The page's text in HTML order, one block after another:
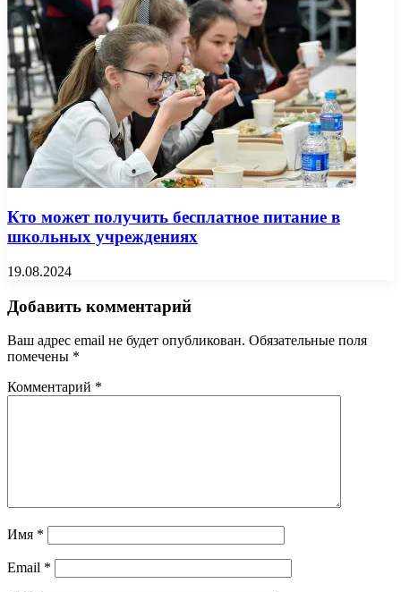
Кто может получить бесплатное питание в
школьных учреждениях
19.08.2024
Добавить комментарий
Ваш адрес email не будет опубликован. Обязательные поля
помечены *
Комментарий *
Имя *
Email *